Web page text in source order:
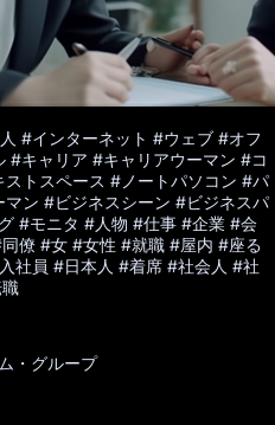
#インターネット #ウェブ #オフ
#キャリア #キャリアウーマン #コ
ストスペース #ノートパソコン #パ
マン #ビジネスシーン #ビジネスパ
#モニタ #人物 #仕事 #企業 #会
僚 #女 #女性 #就職 #屋内 #座る
社員 #日本人 #着席 #社会人 #社
・グループ